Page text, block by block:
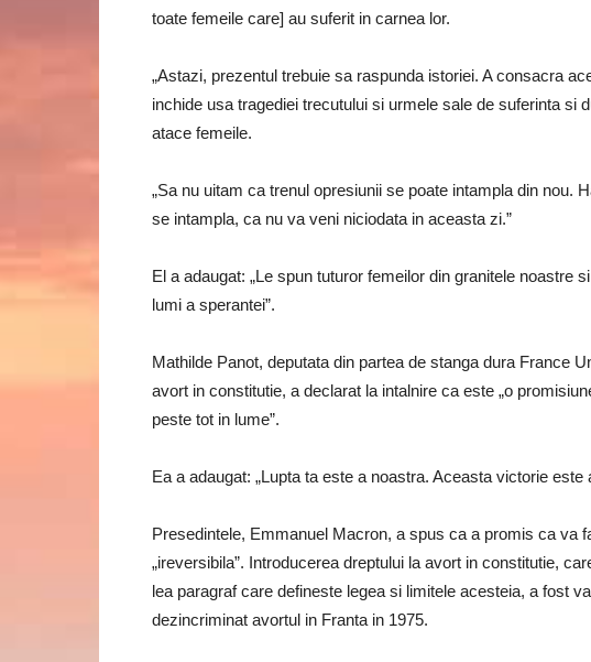
toate femeile care] au suferit in carnea lor.
„Astazi, prezentul trebuie sa raspunda istoriei. A consacra
inchide usa tragediei trecutului si urmele sale de suferinta si
atace femeile.
„Sa nu uitam ca trenul opresiunii se poate intampla din nou.
se intampla, ca nu va veni niciodata in aceasta zi.”
El a adaugat: „Le spun tuturor femeilor din granitele noastre
lumi a sperantei”.
Mathilde Panot, deputata din partea de stanga dura France
avort in constitutie, a declarat la intalnire ca este „o
peste tot in lume”.
Ea a adaugat: „Lupta ta este a noastra. Aceasta victorie este
Presedintele, Emmanuel Macron, a spus ca a promis ca va
„ireversibila”. Introducerea dreptului la avort in constitutie,
lea paragraf care defineste legea si limitele acesteia, a fost
dezincriminat avortul in Franta in 1975.